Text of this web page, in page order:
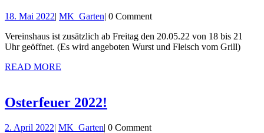
Öffnungszeiten
ab
20.05.2022
18. Mai 202218.
2022
| MK_GartenMK_Garten
| 0 Comment
Vereinshaus ist zusätzlich ab Freitag den 20.05.22 von 18 bis 21
Uhr geöffnet. (Es wird angeboten Wurst und Fleisch vom Grill)
READ MORE
Osterfeuer 2022!
2. April 20222.
| MK_GartenMK_Garten
| 0 Comment